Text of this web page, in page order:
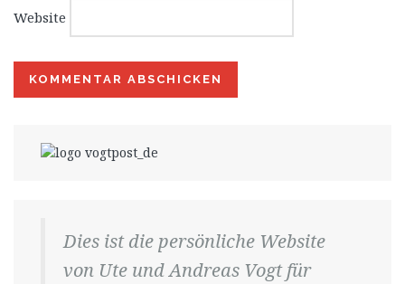
Website
Dies ist die persönliche Website
von Ute und Andreas Vogt für